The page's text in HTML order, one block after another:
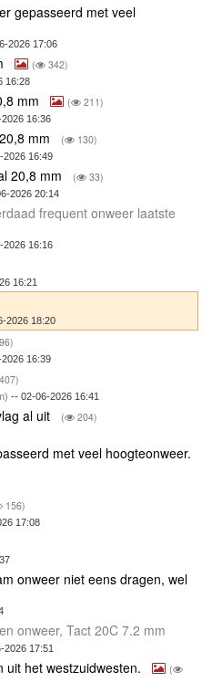
gepasseerd met veel
2026 17:06
( 342)
16:28
mm ( 211)
16:36
mm ( 130)
2026 16:49
20,8 mm ( 33)
2026 20:14
frequent onweer laatste
2026 16:16
16:21
2026 18:20
16:39
-- 02-06-2026 16:41
al uit ( 204)
met veel hoogteonweer.
156)
17:08
onweer niet eens dragen, wel
onweer, Tact 20C 7.2 mm
2026 17:51
uit het westzuidwesten.
(